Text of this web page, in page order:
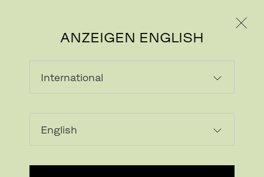
ANZEIGEN ENGLISH
LADEN...